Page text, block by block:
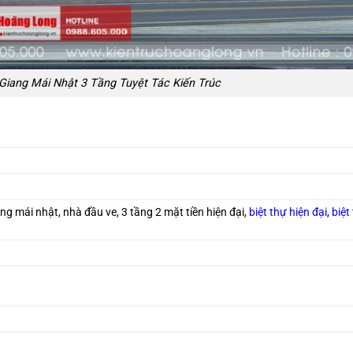
Mái Nhật 3 Tầng Tuyệt Tác Kiến Trúc
mái nhật, nhà đầu ve, 3 tầng 2 mặt tiền hiện đại, biệt thự hiện đại,